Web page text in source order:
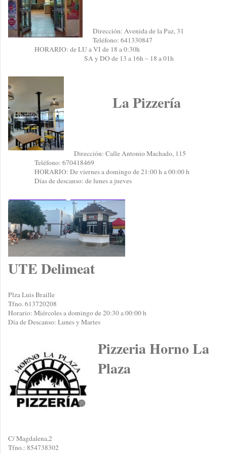
Dirección: Avenida de la Paz, 31
Teléfono: 641330847
HORARIO: de LU a VI de 18 a 0:30h
SA y DO de 13 a 16h – 18 a 01h
La Pizzería
Dirección: Calle Antonio Machado, 115
Teléfono: 670418469
HORARIO: De viernes a domingo de 21:00 h a 00:00 h
Días de descanso: de lunes a jueves
UTE Delimeat
Plza Luis Braille
Tfno. 613720208
Horario: Miércoles a domingo de 20:30 a 00:00 h
Día de Descanso: Lunes y Martes
Pizzeria Horno La
Plaza
C/ Magdalena,2
Tfno.: 854738302